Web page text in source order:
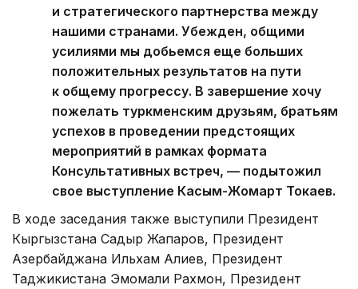
и стратегического партнерства между
нашими странами. Убежден, общими
усилиями мы добьемся еще больших
положительных результатов на пути
к общему прогрессу. В завершение хочу
пожелать туркменским друзьям, братьям
успехов в проведении предстоящих
мероприятий в рамках формата
Консультативных встреч, — подытожил
свое выступление Касым-Жомарт Токаев.
В ходе заседания также выступили Президент
Кыргызстана Садыр Жапаров, Президент
Азербайджана Ильхам Алиев, Президент
Таджикистана Эмомали Рахмон, Президент